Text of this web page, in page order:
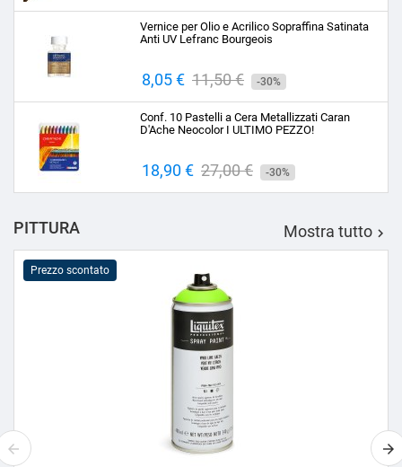
base
Vernice per Olio e Acrilico Sopraffina Satinata
Anti UV Lefranc Bourgeois
Prezzo
8,05 € Prezzo
base
11,50 € -30%
Conf. 10 Pastelli a Cera Metallizzati Caran
D'Ache Neocolor I ULTIMO PEZZO!
Prezzo
18,90 € Prezzo
base
27,00 € -30%
PITTURA Mostra tutto 
Prezzo scontato